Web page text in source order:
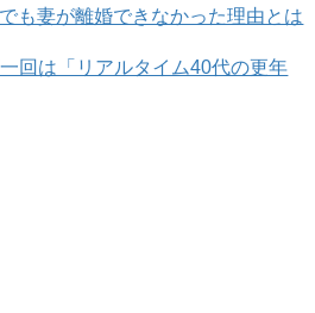
も妻が離婚できなかった理由とは
回は「リアルタイム40代の更年